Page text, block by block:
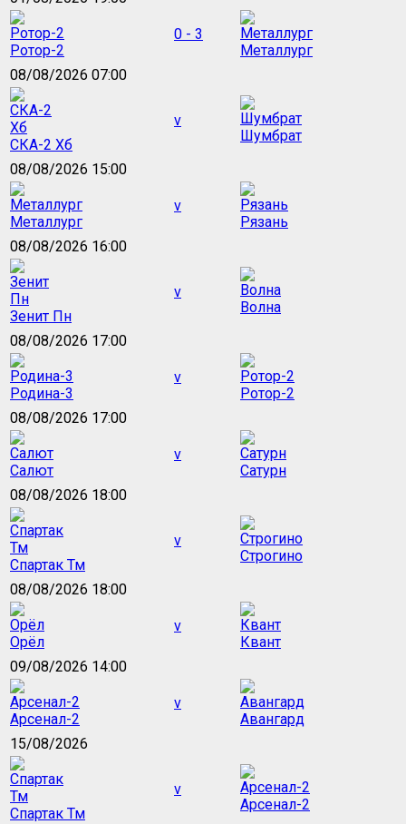
Ротор-2
0 - 3
Металлург
08/08/2026 07:00
СКА-2 Хб
v
Шумбрат
08/08/2026 15:00
Металлург
v
Рязань
08/08/2026 16:00
Зенит Пн
v
Волна
08/08/2026 17:00
Родина-3
v
Ротор-2
08/08/2026 17:00
Салют
v
Сатурн
08/08/2026 18:00
Спартак Тм
v
Строгино
08/08/2026 18:00
Орёл
v
Квант
09/08/2026 14:00
Арсенал-2
v
Авангард
15/08/2026
Спартак Тм
v
Арсенал-2